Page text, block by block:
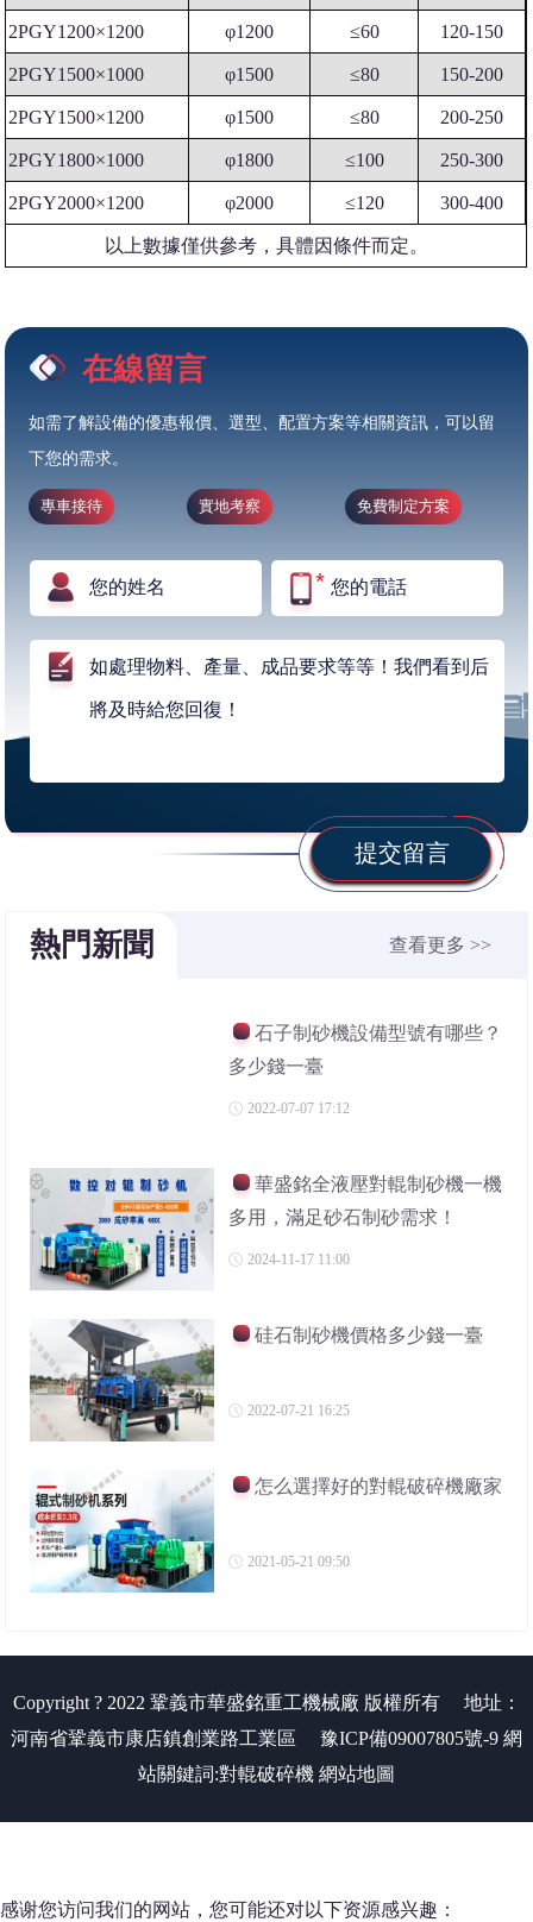
2PGY1200×1200 φ1200 ≤60 120-150
2PGY1500×1000 φ1500 ≤80 150-200
2PGY1500×1200 φ1500 ≤80 200-250
2PGY1800×1000 φ1800 ≤100 250-300
2PGY2000×1200 φ2000 ≤120 300-400
以上數據僅供參考，具體因條件而定。
在線留言
如需了解設備的優惠報價、選型、配置方案等相關資訊，可以留
下您的需求。
專車接待 實地考察 免費制定方案
提交留言
熱門新聞 查看更多 >>
石子制砂機設備型號有哪些？
多少錢一臺
2022-07-07 17:12
華盛銘全液壓對輥制砂機一機
多用，滿足砂石制砂需求！
2024-11-17 11:00
硅石制砂機價格多少錢一臺
2022-07-21 16:25
怎么選擇好的對輥破碎機廠家
2021-05-21 09:50
Copyright ? 2022 鞏義市華盛銘重工機械廠 版權所有
地址：
河南省鞏義市康店鎮創業路工業區
豫ICP備09007805號-9 網
站關鍵詞:對輥破碎機 網站地圖
感谢您访问我们的网站，您可能还对以下资源感兴趣：